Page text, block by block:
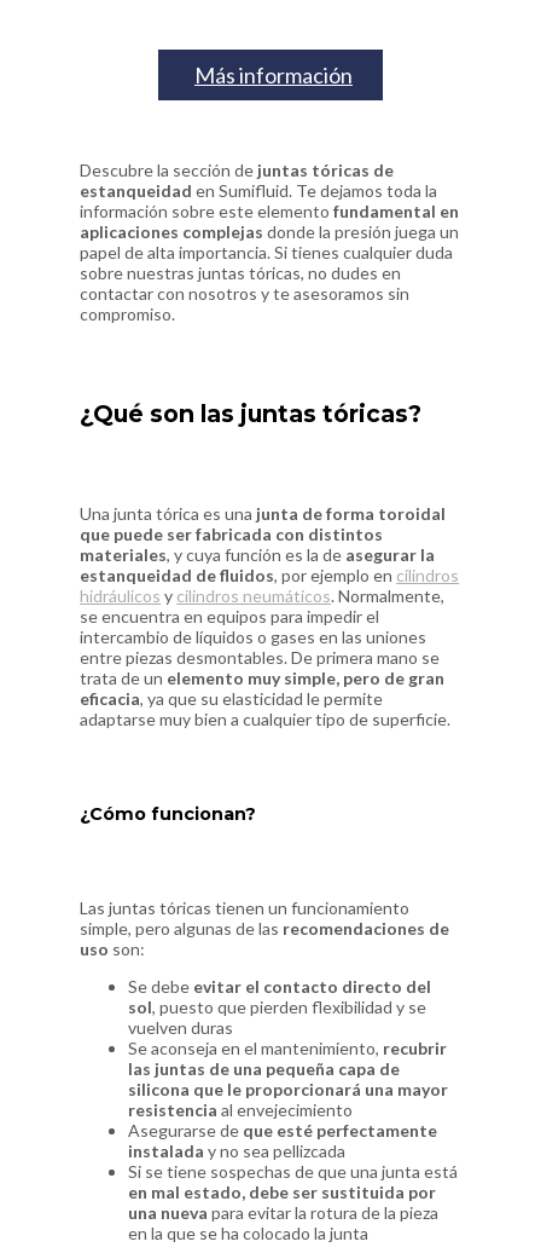
Más información
Descubre la sección de juntas tóricas de
estanqueidad en Sumifluid. Te dejamos toda la
información sobre este elementofundamental en
aplicaciones complejas donde la presión juega un
papel de alta importancia. Si tienes cualquier duda
sobre nuestras juntas tóricas, no dudes en
contactar con nosotros y te asesoramos sin
compromiso.
¿Qué son las juntas tóricas?
Una junta tórica es una junta de forma toroidal
que puede ser fabricada con distintos
materiales, y cuya función es la de asegurar la
estanqueidad de fluidos, por ejemplo en cilindros
hidráulicos y cilindros neumáticos. Normalmente,
se encuentra en equipos para impedir el
intercambio de líquidos o gases en las uniones
entre piezas desmontables. De primera mano se
trata de un elemento muy simple, pero de gran
eficacia, ya que su elasticidad le permite
adaptarse muy bien a cualquier tipo de superficie.
¿Cómo funcionan?
Las juntas tóricas tienen un funcionamiento
simple, pero algunas de las recomendaciones de
uso son:
Se debe evitar el contacto directo del
sol, puesto que pierden flexibilidad y se
vuelven duras
Se aconseja en el mantenimiento, recubrir
las juntas de una pequeña capa de
silicona que le proporcionará una mayor
resistencia al envejecimiento
Asegurarse de que esté perfectamente
instalada y no sea pellizcada
Si se tiene sospechas de que una junta está
en mal estado, debe ser sustituida por
una nueva para evitar la rotura de la pieza
en la que se ha colocado la junta